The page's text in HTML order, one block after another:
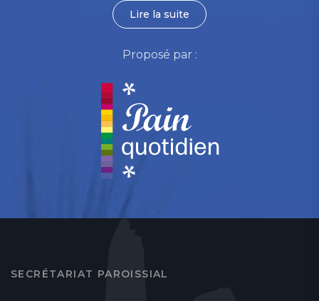
Lire la suite
Proposé par :
SECRÉTARIAT PAROISSIAL